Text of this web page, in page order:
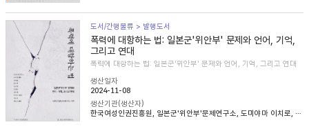
도서/간행물류 > 발행도서
폭력에 대항하는 법: 일본군'위안부' 문제와 언어, 기억,
그리고 연대
폭력에 대항하는 법: 일본군'위안부' 문제와 언어, 기억, 그리고 연대
생산일자
2024-11-08
생산기관(생산자)
한국여성인권진흥원, 일본군'위안부'문제연구소, 도미야마 이치로, 니콜라 헨리, 송혜림, 문지희, 임우경, 임경화, 심아정, 마치다 타카시, 정용숙, 헬렌 스캔런